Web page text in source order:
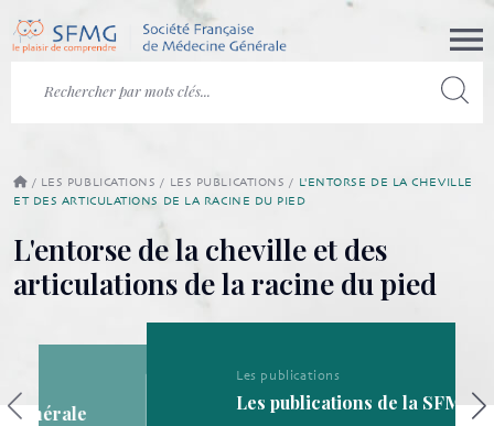
/ LES PUBLICATIONS / LES PUBLICATIONS / L'ENTORSE DE LA CHEVILLE
ET DES ARTICULATIONS DE LA RACINE DU PIED
L'entorse de la cheville et des
articulations de la racine du pied
Les publications
Les publications de la SFMG